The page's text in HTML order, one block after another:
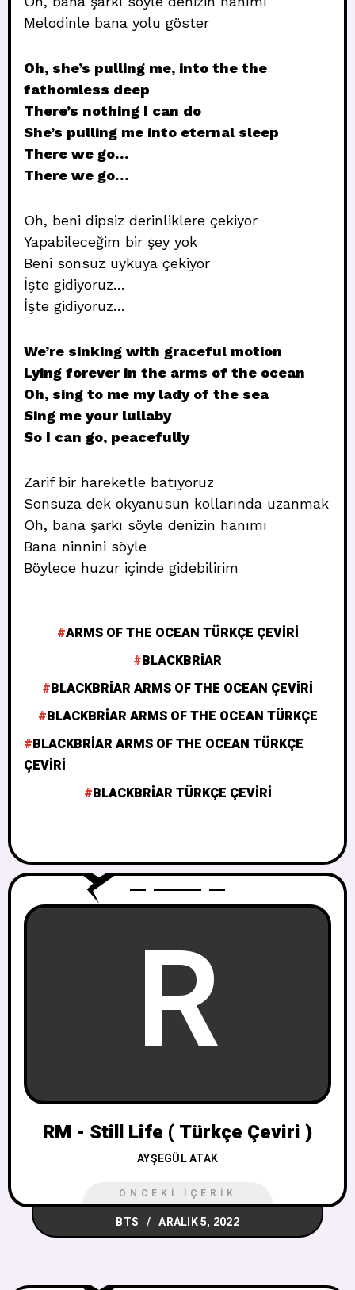
Melodinle bana yolu göster
Oh, she’s pulling me, into the the
fathomless deep
There’s nothing I can do
She’s pulling me into eternal sleep
There we go…
There we go…
Oh, beni dipsiz derinliklere çekiyor
Yapabileceğim bir şey yok
Beni sonsuz uykuya çekiyor
İşte gidiyoruz…
İşte gidiyoruz…
We’re sinking with graceful motion
Lying forever in the arms of the ocean
Oh, sing to me my lady of the sea
Sing me your lullaby
So I can go, peacefully
Zarif bir hareketle batıyoruz
Sonsuza dek okyanusun kollarında uzanmak
Oh, bana şarkı söyle denizin hanımı
Bana ninnini söyle
Böylece huzur içinde gidebilirim
ARMS OF THE OCEAN TÜRKÇE ÇEVIRI
BLACKBRIAR
BLACKBRIAR ARMS OF THE OCEAN ÇEVIRI
BLACKBRIAR ARMS OF THE OCEAN TÜRKÇE
BLACKBRIAR ARMS OF THE OCEAN TÜRKÇE
ÇEVIRI
BLACKBRIAR TÜRKÇE ÇEVIRI
R
RM - Still Life ( Türkçe Çeviri )
AYŞEGÜL ATAK
ÖNCEKI İÇERIK
BTS ARALIK 5, 2022